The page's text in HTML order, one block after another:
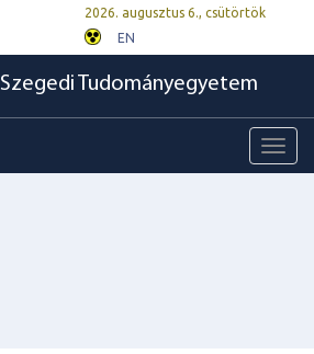
2026. augusztus 6., csütörtök
EN
Szegedi Tudományegyetem